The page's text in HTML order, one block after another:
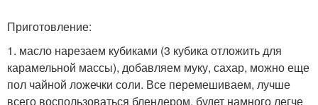
Приготовление:
1. масло нарезаем кубиками (3 кубика отложить для
карамельной массы), добавляем муку, сахар, можно еще
пол чайной ложечки соли. Все перемешиваем, лучше
всего воспользоваться блендером, будет намного легче